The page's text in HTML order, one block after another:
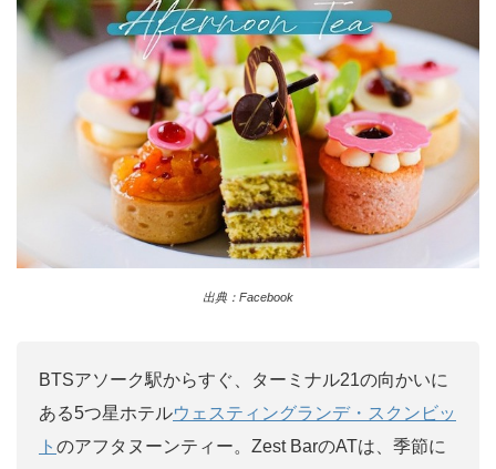
出典：Facebook
BTSアソーク駅からすぐ、ターミナル21の向かいに
ある5つ星ホテルウェスティングランデ・スクンビッ
ト のアフタヌーンティー。Zest BarのATは、季節に